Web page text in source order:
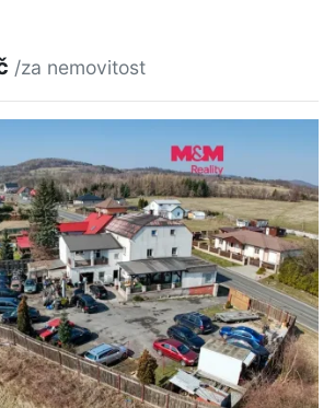
/za nemovitost